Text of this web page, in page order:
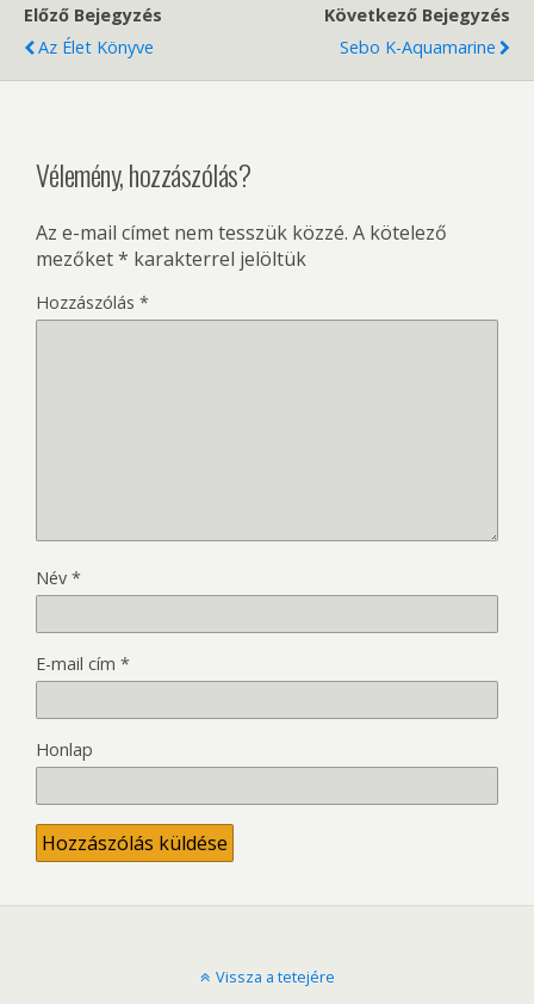
Előző Bejegyzés
Az Élet Könyve
Következő Bejegyzés
Sebo K-Aquamarine
Vélemény, hozzászólás?
Az e-mail címet nem tesszük közzé. A kötelező
mezőket* karakterrel jelöltük
Hozzászólás *
Név *
E-mail cím *
Honlap
Vissza a tetejére